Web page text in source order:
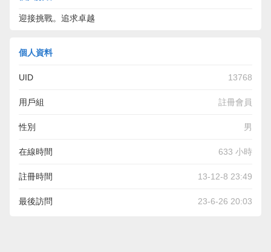
迎接挑戰。追求卓越
個人資料
UID 13768
用戶組 註冊會員
性別 男
在線時間 633 小時
註冊時間 13-12-8 23:49
最後訪問 23-6-26 20:03